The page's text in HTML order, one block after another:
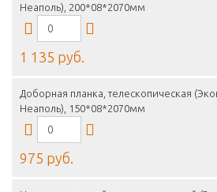
Неаполь), 200*08*2070мм
1 135 руб.
Доборная планка, телескопическая
Неаполь), 150*08*2070мм
975 руб.